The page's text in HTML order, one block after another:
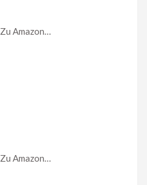
Zu Amazon…
Zu Amazon…